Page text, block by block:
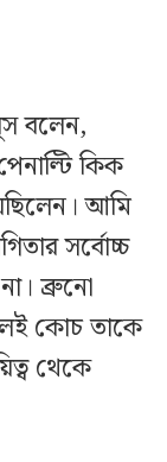
বলেন,
কিক
আমি
সর্বোচ্চ
ব্রুনো
কোচ তাকে
থেকে